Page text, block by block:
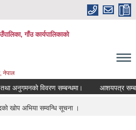
गाँउ कार्यपालिकाको
नेपाल
अनुगमनको विवरण सम्बन्धमा। आशयपत्र
खाेप अभिया सम्वन्धि सूचना ।